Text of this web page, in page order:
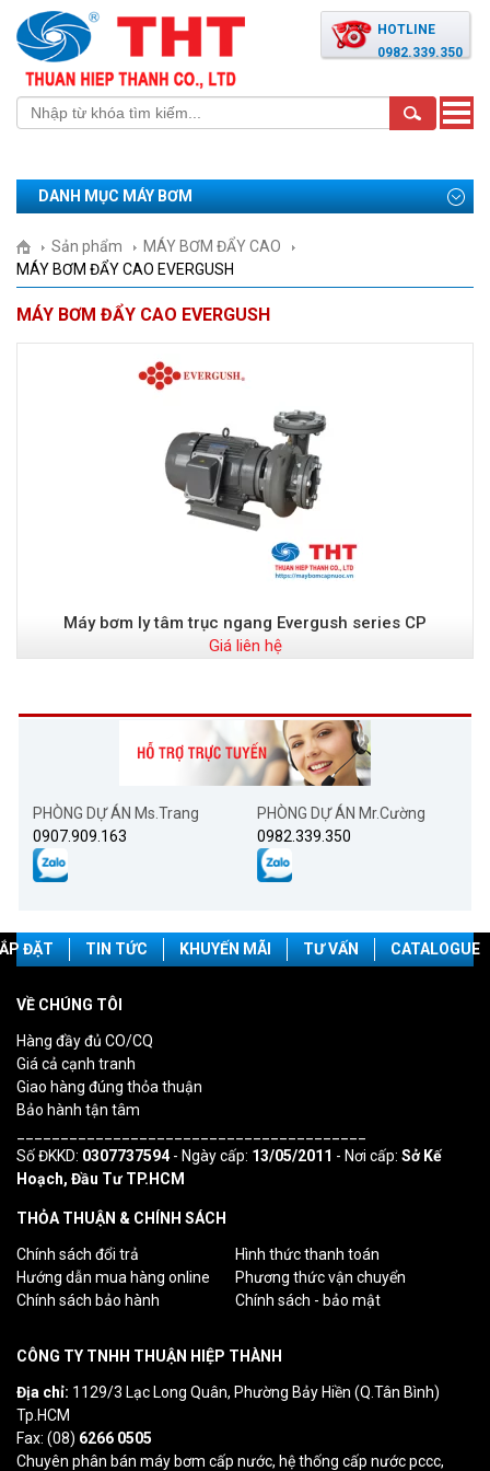
HOTLINE
0982.339.350
Toggle
DANH MỤC MÁY BƠM
Sản phẩm
MÁY BƠM ĐẨY CAO
MÁY BƠM ĐẨY CAO EVERGUSH
MÁY BƠM ĐẨY CAO EVERGUSH
Máy bơm ly tâm trục ngang Evergush series CP
Giá liên hệ
PHÒNG DỰ ÁN Ms.Trang
0907.909.163
PHÒNG DỰ ÁN Mr.Cường
0982.339.350
ĐẶT TIN TỨC KHUYẾN MÃI TƯ VẤN CATALOGUE
VỀ CHÚNG TÔI
Hàng đầy đủ CO/CQ
Giá cả cạnh tranh
Giao hàng đúng thỏa thuận
Bảo hành tận tâm
Số ĐKKD: 0307737594- Ngày cấp: 13/05/2011 - Nơi cấp: Sở Kế
Hoạch, Đầu Tư TP.HCM
THỎA THUẬN & CHÍNH SÁCH
Chính sách đổi trả
Hình thức thanh toán
Hướng dẫn mua hàng online
Phương thức vận chuyển
Chính sách bảo hành
Chính sách - bảo mật
CÔNG TY TNHH THUẬN HIỆP THÀNH
Địa chỉ: 1129/3 Lạc Long Quân, Phường Bảy Hiền (Q.Tân Bình)
Tp.HCM
Fax: (08) 6266 0505
Chuyên phân bán máy bơm cấp nước, hệ thống cấp nước pccc,